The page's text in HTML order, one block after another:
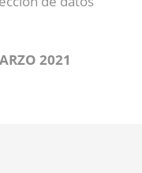
2021